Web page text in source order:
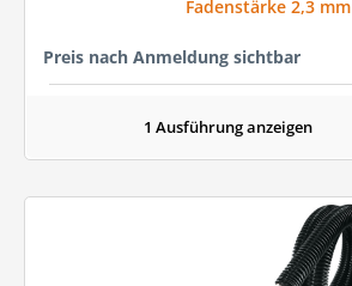
Fadenstärke 2,3 mm
Preis nach Anmeldung sichtbar
1 Ausführung anzeigen